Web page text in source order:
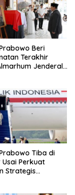
Beri
Terakhir
Jenderal
Tiba di
Usai Perkuat
Strategis